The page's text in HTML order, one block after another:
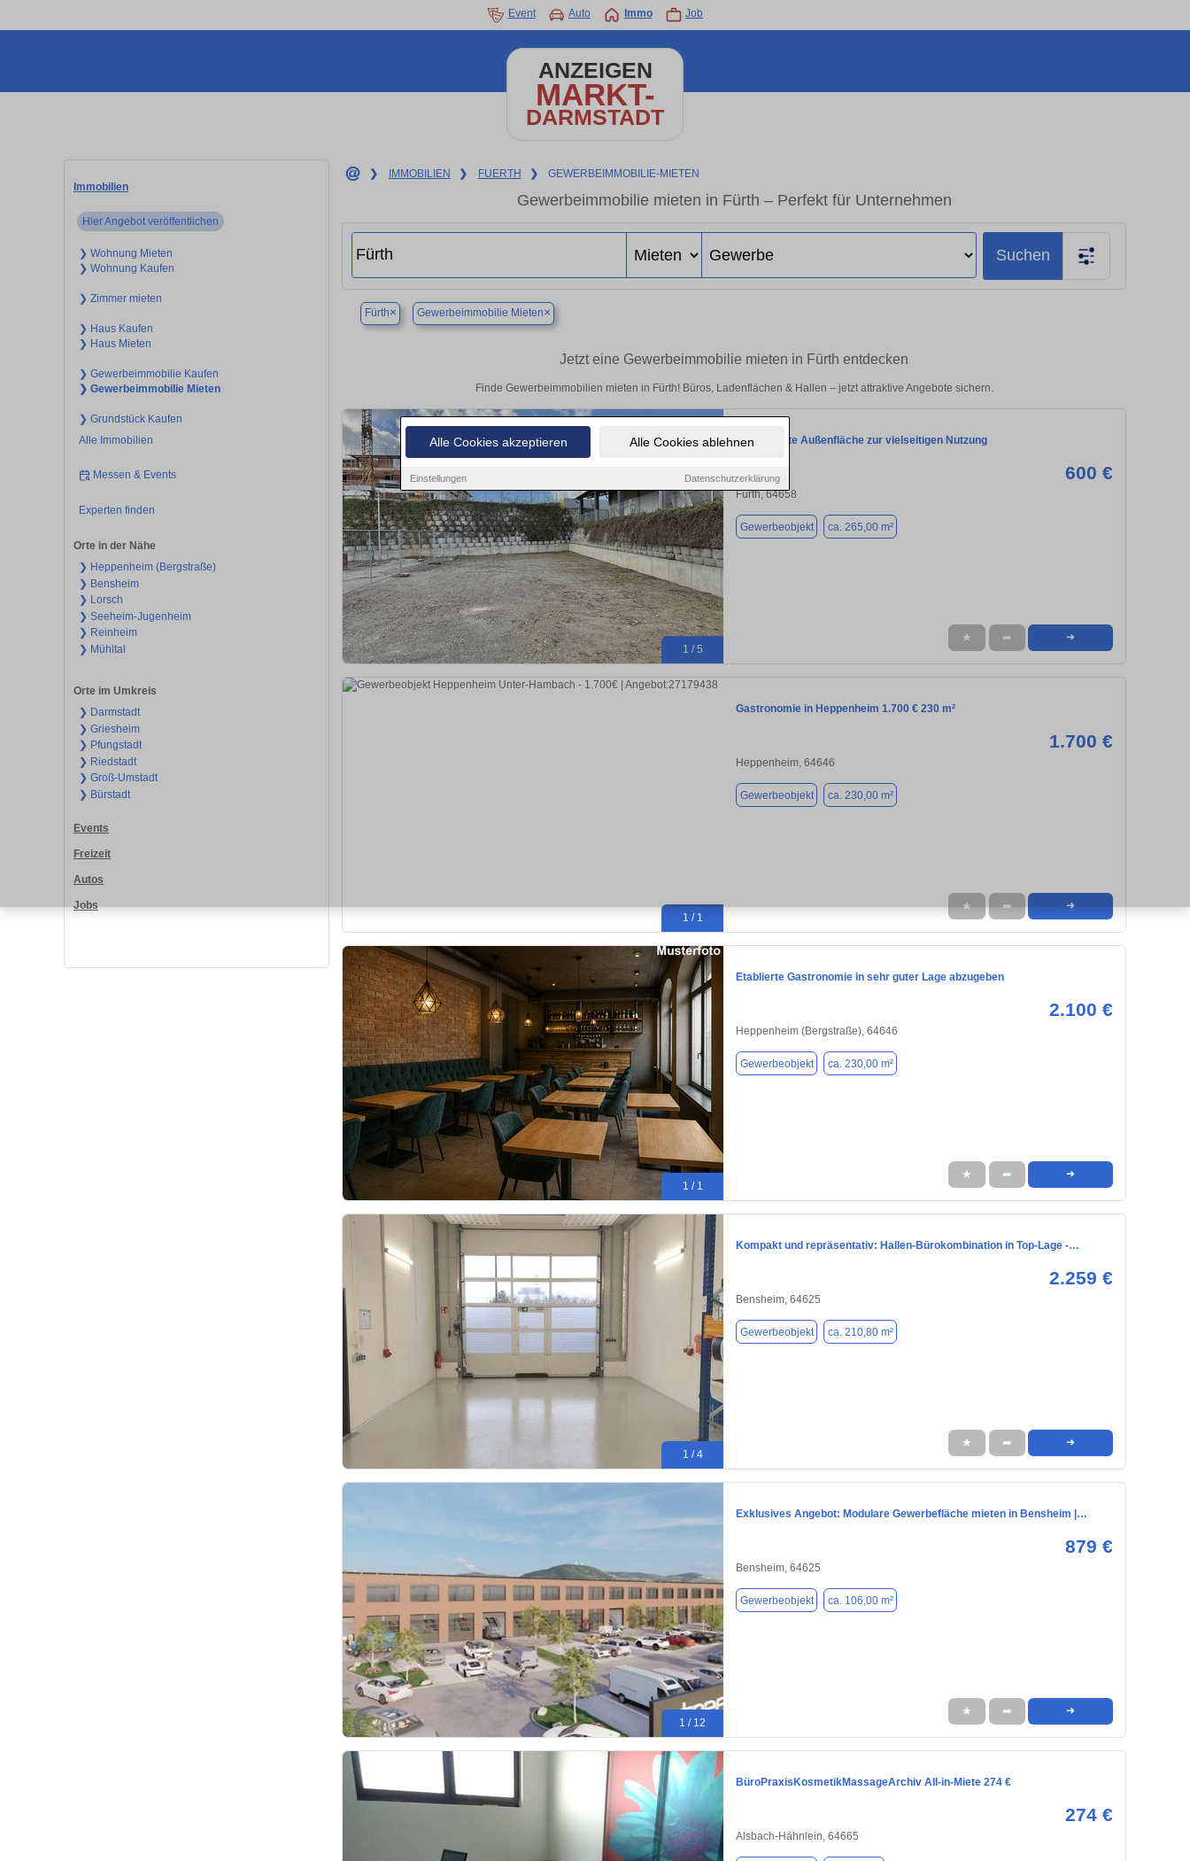
Alle Cookies akzeptieren Alle Cookies ablehnen
Einstellungen Datenschutzerklärung
Event Auto Immo Job
ANZEIGEN
MARKT-
DARMSTADT
Immobilien
Hier Angebot veröffentlichen
❯ Wohnung Mieten
❯ Wohnung Kaufen
❯ Zimmer mieten
❯ Haus Kaufen
❯ Haus Mieten
❯ Gewerbeimmobilie Kaufen
❯ Gewerbeimmobilie Mieten
❯ Grundstück Kaufen
Alle Immobilien
Messen & Events
Experten finden
Orte in der Nähe
❯ Heppenheim (Bergstraße)
❯ Bensheim
❯ Lorsch
❯ Seeheim-Jugenheim
❯ Reinheim
❯ Mühltal
Orte im Umkreis
❯ Darmstadt
❯ Griesheim
❯ Pfungstadt
❯ Riedstadt
❯ Groß-Umstadt
❯ Bürstadt
Events
Freizeit
Autos
Jobs
❯ IMMOBILIEN ❯ FUERTH ❯ GEWERBEIMMOBILIE-MIETEN
Gewerbeimmobilie mieten in Fürth – Perfekt für Unternehmen
Suchen
Fürth× Gewerbeimmobilie Mieten×
Jetzt eine Gewerbeimmobilie mieten in Fürth entdecken
Finde Gewerbeimmobilien mieten in Fürth! Büros, Ladenflächen & Hallen – jetzt attraktive Angebote sichern.
1 / 5
Eingezäunte Außenfläche zur vielseitigen Nutzung
600 €
Fürth, 64658
Gewerbeobjekt ca. 265,00 m²
★ ➦ ➜
1 / 1
Gastronomie in Heppenheim 1.700 € 230 m²
1.700 €
Heppenheim, 64646
Gewerbeobjekt ca. 230,00 m²
★ ➦ ➜
1 / 1
Etablierte Gastronomie in sehr guter Lage abzugeben
2.100 €
Heppenheim (Bergstraße), 64646
Gewerbeobjekt ca. 230,00 m²
★ ➦ ➜
1 / 4
Kompakt und repräsentativ: Hallen-Bürokombination in Top-Lage -…
2.259 €
Bensheim, 64625
Gewerbeobjekt ca. 210,80 m²
★ ➦ ➜
1 / 12
Exklusives Angebot: Modulare Gewerbefläche mieten in Bensheim |…
879 €
Bensheim, 64625
Gewerbeobjekt ca. 106,00 m²
★ ➦ ➜
BüroPraxisKosmetikMassageArchiv All-in-Miete 274 €
274 €
Alsbach-Hähnlein, 64665